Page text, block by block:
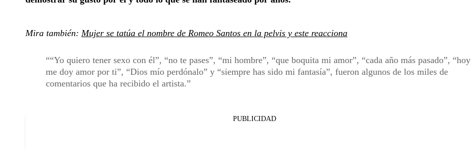
Mira también: Mujer se tatúa el nombre de Romeo Santos en la pelvis y este reacciona
“Yo quiero tener sexo con él”, “no te pases”, “mi hombre”, “que boquita mi amor”, “cada año más pasado”, “hoy
me doy amor por ti”, “Dios mío perdónalo” y “siempre has sido mi fantasía”, fueron algunos de los miles de
comentarios que ha recibido el artista.
PUBLICIDAD